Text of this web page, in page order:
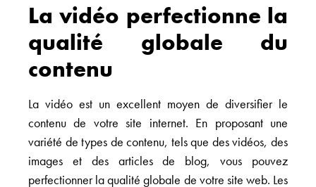
La vidéo perfectionne la
qualité globale du
contenu
La vidéo est un excellent moyen de diversifier le
contenu de votre site internet. En proposant une
variété de types de contenu, tels que des vidéos, des
images et des articles de blog, vous pouvez
perfectionner la qualité globale de votre site web. Les